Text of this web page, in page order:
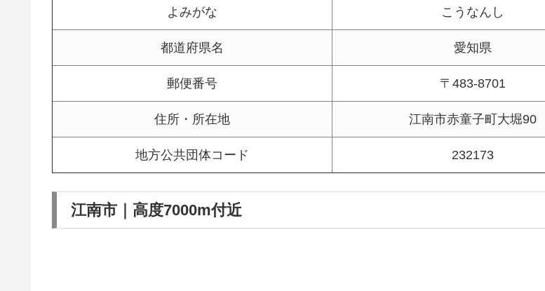
よみがな こうなんし
都道府県名 愛知県
郵便番号 〒483-8701
住所・所在地 江南市赤童子町大堀90
地方公共団体コード 232173
江南市｜高度7000m付近